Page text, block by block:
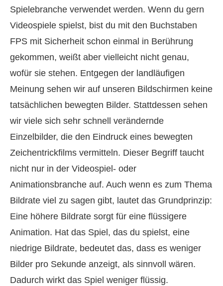
Spielebranche verwendet werden. Wenn du gern
Videospiele spielst, bist du mit den Buchstaben
FPS mit Sicherheit schon einmal in Berührung
gekommen, weißt aber vielleicht nicht genau,
wofür sie stehen. Entgegen der landläufigen
Meinung sehen wir auf unseren Bildschirmen keine
tatsächlichen bewegten Bilder. Stattdessen sehen
wir viele sich sehr schnell verändernde
Einzelbilder, die den Eindruck eines bewegten
Zeichentrickfilms vermitteln. Dieser Begriff taucht
nicht nur in der Video­spiel- oder
Animationsbranche auf. Auch wenn es zum Thema
Bildrate viel zu sagen gibt, lautet das Grundprinzip:
Eine höhere Bildrate sorgt für eine flüssigere
Animation. Hat das Spiel, das du spielst, eine
niedrige Bildrate, bedeutet das, dass es weniger
Bilder pro Sekunde anzeigt, als sinnvoll wären.
Dadurch wirkt das Spiel weniger flüssig.